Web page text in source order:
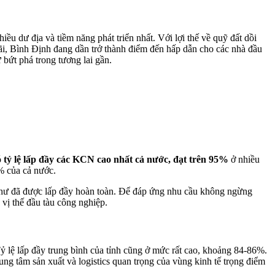
dư địa và tiềm năng phát triển nhất. Với lợi thế về quỹ đất dồi
Bình Định đang dần trở thành điểm đến hấp dẫn cho các nhà đầu
phá trong tương lai gần.
tỷ lệ lấp đầy các KCN cao nhất cả nước, đạt trên 95% ở nhiều
của cả nước.
đã được lấp đầy hoàn toàn. Để đáp ứng nhu cầu không ngừng
thế đầu tàu công nghiệp.
lệ lấp đầy trung bình của tỉnh cũng ở mức rất cao, khoảng 84-86%.
tâm sản xuất và logistics quan trọng của vùng kinh tế trọng điểm